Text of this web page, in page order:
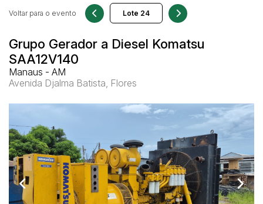
Grupo Gerador a Diesel Komatsu
SAA12V140
Manaus - AM
Avenida Djalma Batista, Flores
Voltar para o evento